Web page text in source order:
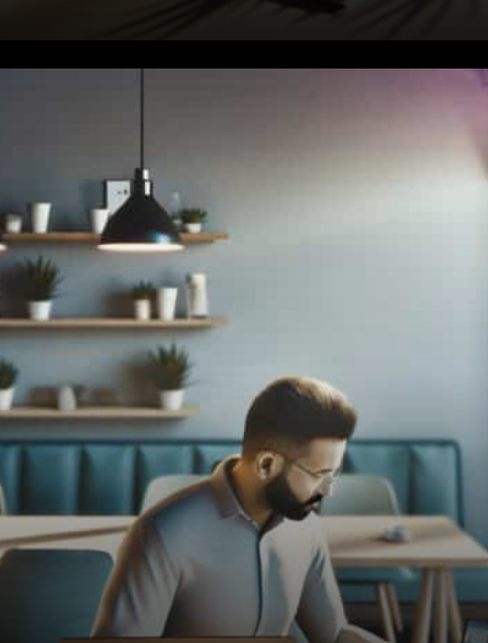
OKX mise gros sur le DeFi